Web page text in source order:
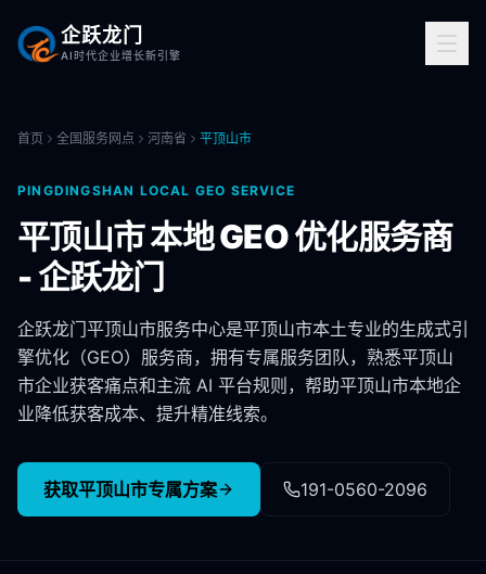
企跃龙门
AI时代企业增长新引擎
首页 全国服务网点 河南省 平顶山市
PINGDINGSHAN LOCAL GEO SERVICE
平顶山市本地 GEO 优化服务商
- 企跃龙门
企跃龙门平顶山市服务中心是平顶山市本土专业的生成式引
擎优化（GEO）服务商，拥有专属服务团队，熟悉平顶山
市企业获客痛点和主流 AI 平台规则，帮助平顶山市本地企
业降低获客成本、提升精准线索。
获取平顶山市专属方案 191-0560-2096